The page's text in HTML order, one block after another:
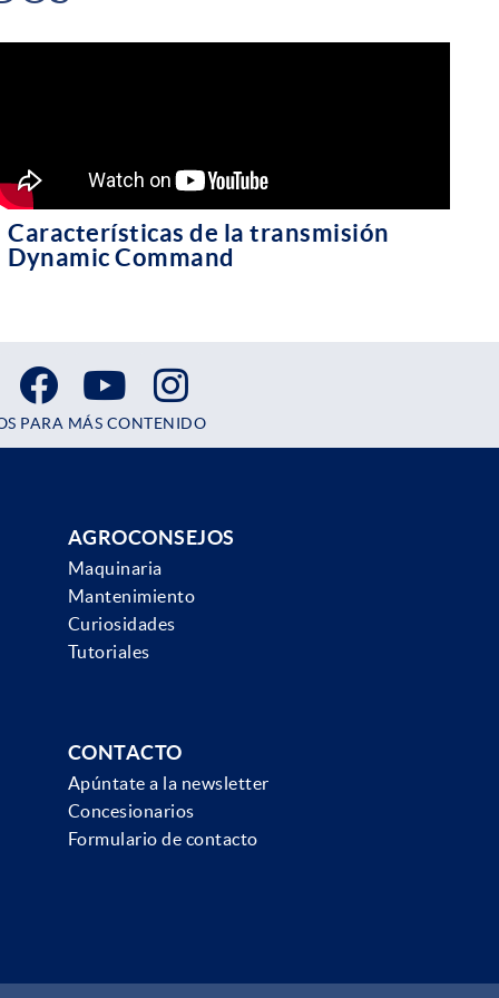
Características de la transmisión
Dynamic Command
PARA MÁS CONTENIDO
AGROCONSEJOS
Maquinaria
Mantenimiento
Curiosidades
Tutoriales
CONTACTO
Apúntate a la newsletter
Concesionarios
Formulario de contacto